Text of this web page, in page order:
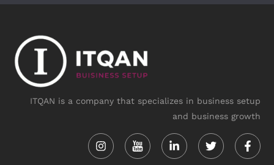
ITQAN is a company that specializes in business setup
and business growth
in f